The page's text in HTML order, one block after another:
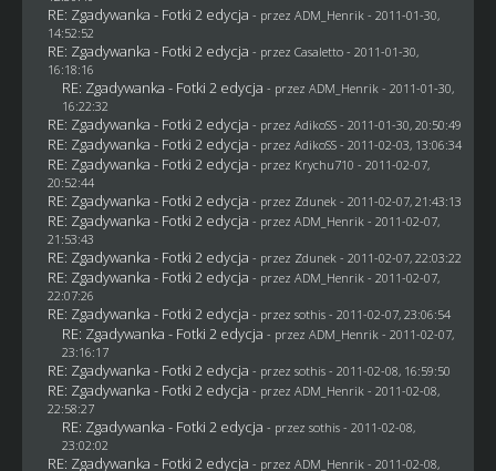
RE: Zgadywanka - Fotki 2 edycja - przez ADM_Henrik - 2011-01-30,
14:52:52
RE: Zgadywanka - Fotki 2 edycja - przez Casaletto- 2011-01-30,
16:18:16
RE: Zgadywanka - Fotki 2 edycja - przez ADM_Henrik - 2011-01-30,
16:22:32
RE: Zgadywanka - Fotki 2 edycja - przez AdikoSS - 2011-01-30, 20:50:49
RE: Zgadywanka - Fotki 2 edycja - przez AdikoSS - 2011-02-03, 13:06:34
RE: Zgadywanka - Fotki 2 edycja - przez Krychu710 - 2011-02-07,
20:52:44
RE: Zgadywanka - Fotki 2 edycja - przez Zdunek - 2011-02-07, 21:43:13
RE: Zgadywanka - Fotki 2 edycja - przez ADM_Henrik - 2011-02-07,
21:53:43
RE: Zgadywanka - Fotki 2 edycja - przez Zdunek - 2011-02-07, 22:03:22
RE: Zgadywanka - Fotki 2 edycja - przez ADM_Henrik - 2011-02-07,
22:07:26
RE: Zgadywanka - Fotki 2 edycja - przez sothis- 2011-02-07, 23:06:54
RE: Zgadywanka - Fotki 2 edycja - przez ADM_Henrik - 2011-02-07,
23:16:17
RE: Zgadywanka - Fotki 2 edycja - przez sothis- 2011-02-08, 16:59:50
RE: Zgadywanka - Fotki 2 edycja - przez ADM_Henrik - 2011-02-08,
22:58:27
RE: Zgadywanka - Fotki 2 edycja - przez sothis- 2011-02-08,
23:02:02
RE: Zgadywanka - Fotki 2 edycja - przez ADM_Henrik - 2011-02-08,